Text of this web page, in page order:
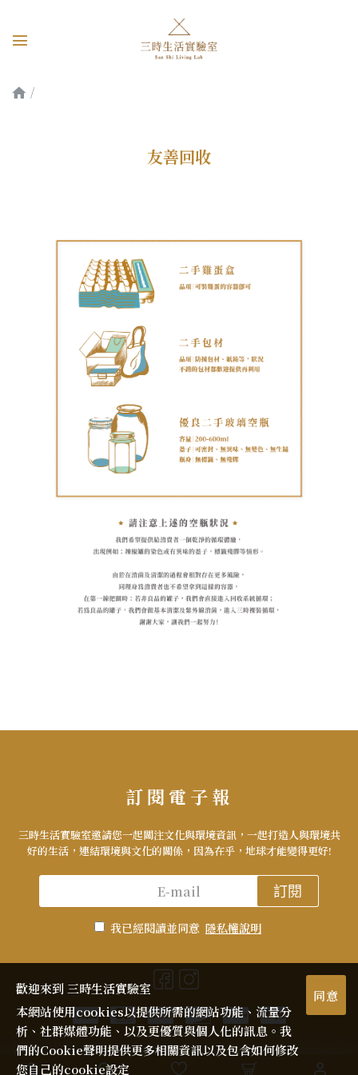
友善回收
訂閱電子報
三時生活實驗室邀請您一起關注文化與環境資訊，一起打造人與環境共
好的生活，連結環境與文化的關係，因為在乎，地球才能變得更好!
訂閱
我已經閱讀並同意 隱私權說明
同意
歡迎來到 三時生活實驗室
本網站使用cookies以提供所需的網站功能、流量分
析、社群媒體功能、以及更優質與個人化的訊息。我
們的Cookie聲明提供更多相關資訊以及包含如何修改
您自己的cookie設定